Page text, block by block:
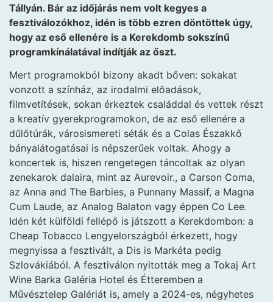
Tállyán. Bár az időjárás nem volt kegyes a
fesztiválozókhoz, idén is több ezren döntöttek úgy,
hogy az eső ellenére is a Kerekdomb sokszínű
programkínálatával indítják az őszt.
Mert programokból bizony akadt bőven: sokakat
vonzott a színház, az irodalmi előadások,
filmvetítések, sokan érkeztek családdal és vettek részt
a kreatív gyerekprogramokon, de az eső ellenére a
dűlőtúrák, városismereti séták és a Colas Északkő
bányalátogatásai is népszerűek voltak. Ahogy a
koncertek is, hiszen rengetegen táncoltak az olyan
zenekarok dalaira, mint az Aurevoir., a Carson Coma,
az Anna and The Barbies, a Punnany Massif, a Magna
Cum Laude, az Analog Balaton vagy éppen Co Lee.
Idén két külföldi fellépő is játszott a Kerekdombon: a
Cheap Tobacco Lengyelországból érkezett, hogy
megnyissa a fesztivált, a Dis is Markéta pedig
Szlovákiából. A fesztiválon nyitották meg a Tokaj Art
Wine Barka Galéria Hotel és Étteremben a
Művésztelep Galériát is, amely a 2024-es, négyhetes